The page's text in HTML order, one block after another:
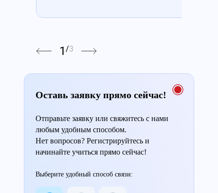
1 /3
Оставь заявку прямо сейчас!
Отправьте заявку или свяжитесь с нами
любым удобным способом.
Нет вопросов? Регистрируйтесь и
начинайте учиться прямо сейчас!
Выберите удобный способ связи: